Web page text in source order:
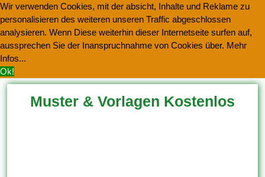
Wir verwenden Cookies, mit der absicht, Inhalte und Reklame zu
personalisieren des weiteren unseren Traffic abgeschlossen
analysieren. Wenn Diese weiterhin dieser Internetseite surfen auf,
aussprechen Sie der Inanspruchnahme von Cookies über. Mehr
Infos...
Ok!
Muster & Vorlagen Kostenlos